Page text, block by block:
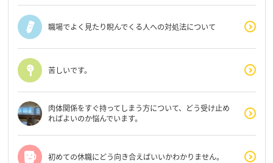
職場でよく見たり睨んでくる人への対処法について
苦しいです。
肉体関係をすぐ持ってしまう方について、どう受け止め
ればよいのか悩んでいます。
初めての休職にどう向き合えばいいかわかりません。